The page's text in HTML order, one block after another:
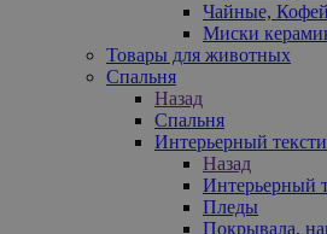
Чайные,
Миски
Товары для животных
Спальня
Назад
Спальня
Интерьерный
Назад
Интерьерный
Пледы
Покрывала,